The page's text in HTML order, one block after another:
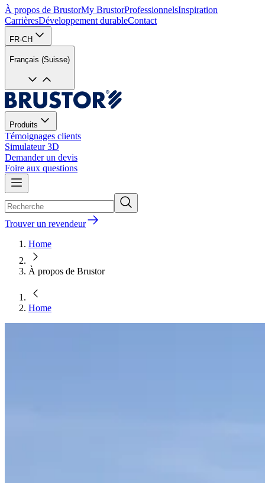
À propos de BrustorMy BrustorProfessionnelsInspiration
CarrièresDéveloppement durableContact
FR-CH
Français (Suisse)
Produits
Témoignages clients
Simulateur 3D
Demander un devis
Foire aux questions
Trouver un revendeur
Home
À propos de Brustor
Home